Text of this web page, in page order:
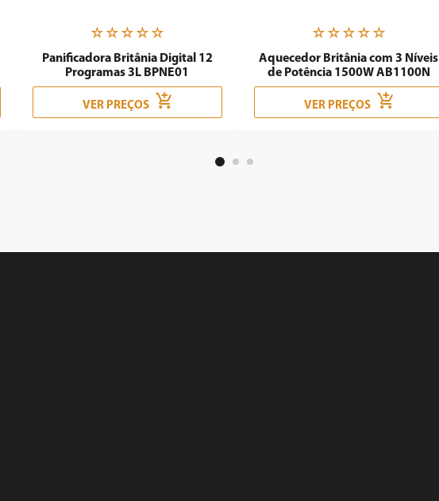
☆ ☆ ☆ ☆ ☆
Panificadora Britânia Digital 12
Programas 3L BPNE01
VER PREÇOS
☆ ☆ ☆ ☆ ☆
Aquecedor Britânia com 3 Níveis
de Potência 1500W AB1100N
VER PREÇOS